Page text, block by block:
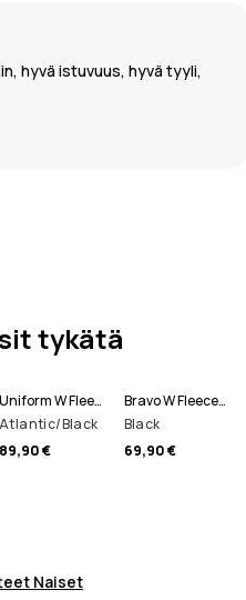
hyvä istuvuus, hyvä tyyli,
tykätä
Uniform W Fleecehuppari Naiset
Atlantic/Black
89,90 €
Bravo W Fleecepaita Naiset
Black
69,90 €
Naiset